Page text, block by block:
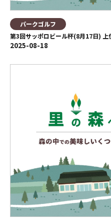
パークゴルフ
第3回サッポロビール杯(8月17日) 上
2025-08-18